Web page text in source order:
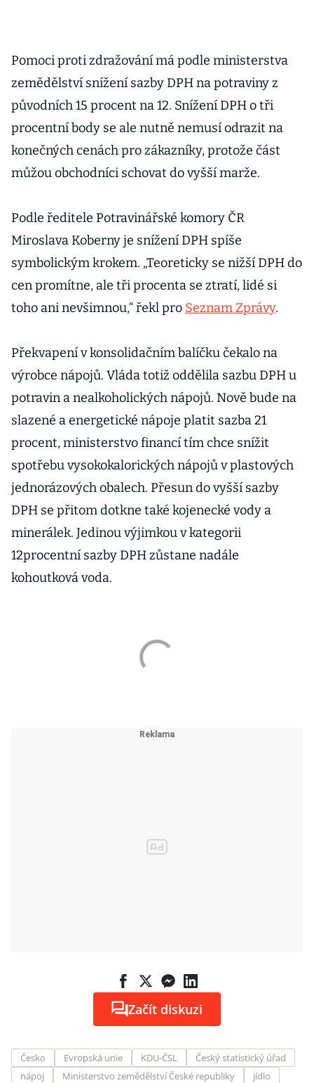
Pomoci proti zdražování má podle ministerstva
zemědělství snížení sazby DPH na potraviny z
původních 15 procent na 12. Snížení DPH o tři
procentní body se ale nutně nemusí odrazit na
konečných cenách pro zákazníky, protože část
můžou obchodníci schovat do vyšší marže.
Podle ředitele Potravinářské komory ČR
Miroslava Koberny je snížení DPH spíše
symbolickým krokem. „Teoreticky se nižší DPH do
cen promítne, ale tři procenta se ztratí, lidé si
toho ani nevšimnou,“ řekl pro Seznam Zprávy.
Překvapení v konsolidačním balíčku čekalo na
výrobce nápojů. Vláda totiž oddělila sazbu DPH u
potravin a nealkoholických nápojů. Nově bude na
slazené a energetické nápoje platit sazba 21
procent, ministerstvo financí tím chce snížit
spotřebu vysokokalorických nápojů v plastových
jednorázových obalech. Přesun do vyšší sazby
DPH se přitom dotkne také kojenecké vody a
minerálek. Jedinou výjimkou v kategorii
12procentní sazby DPH zůstane nadále
kohoutková voda.
Začít diskuzi
Česko Evropská unie KDU-ČSL
Český statistický úřad
nápoj
Ministerstvo zemědělství České republiky
jídlo